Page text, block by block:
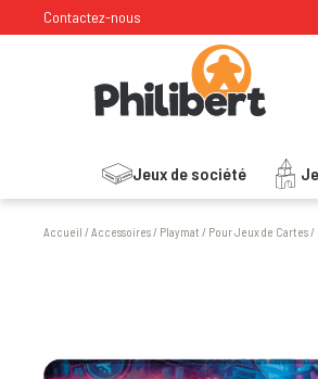
Contactez-nous
Jeux de société
Accueil /Accessoires/ Playmat / Pour Jeux de Cartes/